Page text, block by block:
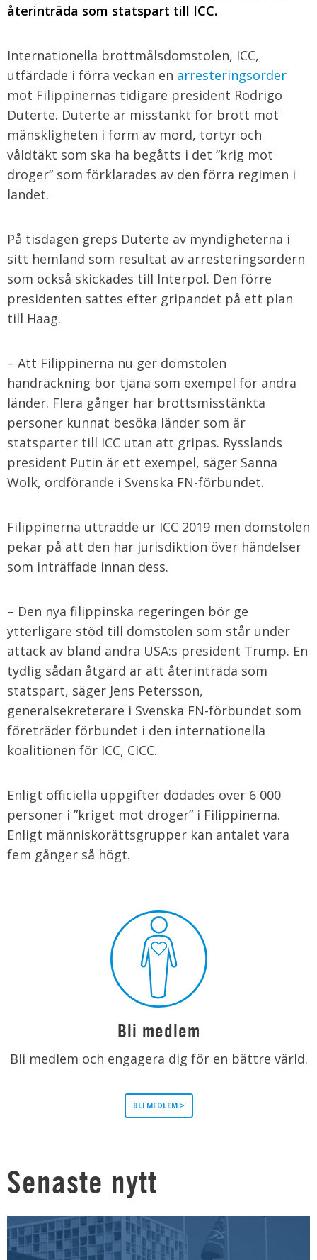
återinträda som statspart till ICC.
Internationella brottmålsdomstolen, ICC,
utfärdade i förra veckan en arresteringsorder
mot Filippinernas tidigare president Rodrigo
Duterte. Duterte är misstänkt för brott mot
mänskligheten i form av mord, tortyr och
våldtäkt som ska ha begåtts i det ”krig mot
droger” som förklarades av den förra regimen i
landet.
På tisdagen greps Duterte av myndigheterna i
sitt hemland som resultat av arresteringsordern
som också skickades till Interpol. Den förre
presidenten sattes efter gripandet på ett plan
till Haag.
– Att Filippinerna nu ger domstolen
handräckning bör tjäna som exempel för andra
länder. Flera gånger har brottsmisstänkta
personer kunnat besöka länder som är
statsparter till ICC utan att gripas. Rysslands
president Putin är ett exempel, säger Sanna
Wolk, ordförande i Svenska FN-förbundet.
Filippinerna utträdde ur ICC 2019 men domstolen
pekar på att den har jurisdiktion över händelser
som inträffade innan dess.
– Den nya filippinska regeringen bör ge
ytterligare stöd till domstolen som står under
attack av bland andra USA:s president Trump. En
tydlig sådan åtgärd är att återinträda som
statspart, säger Jens Petersson,
generalsekreterare i Svenska FN-förbundet som
företräder förbundet i den internationella
koalitionen för ICC, CICC.
Enligt officiella uppgifter dödades över 6 000
personer i ”kriget mot droger” i Filippinerna.
Enligt människorättsgrupper kan antalet vara
fem gånger så högt.
Bli medlem
Bli medlem och engagera dig för en bättre värld.
BLI MEDLEM >
Senaste nytt